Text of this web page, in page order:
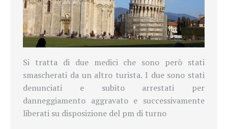
Si tratta di due medici che sono però stati
smascherati da un altro turista. I due sono stati
denunciati e subito arrestati per
danneggiamento aggravato e successivamente
liberati su disposizione del pm di turno